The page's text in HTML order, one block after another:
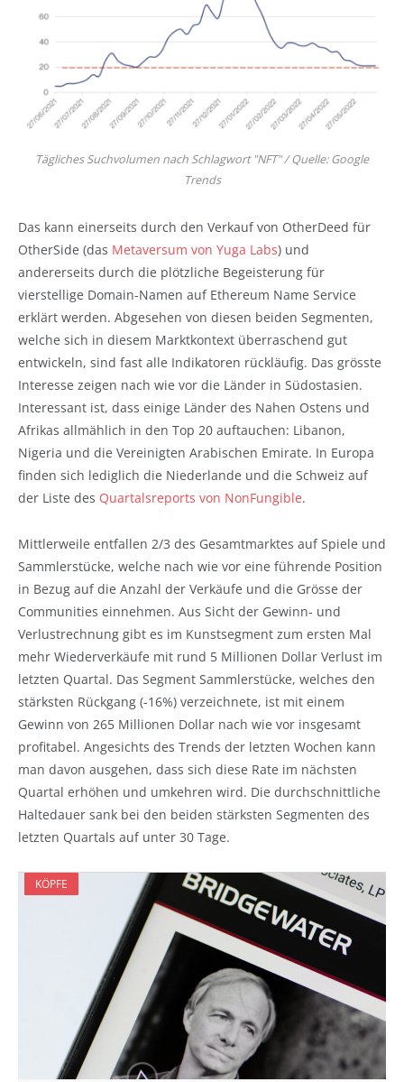
Tägliches Suchvolumen nach Schlagwort "NFT" / Quelle: Google
Trends
Das kann einerseits durch den Verkauf von OtherDeed für
OtherSide (das Metaversum von Yuga Labs) und
andererseits durch die plötzliche Begeisterung für
vierstellige Domain-Namen auf Ethereum Name Service
erklärt werden. Abgesehen von diesen beiden Segmenten,
welche sich in diesem Marktkontext überraschend gut
entwickeln, sind fast alle Indikatoren rückläufig. Das grösste
Interesse zeigen nach wie vor die Länder in Südostasien.
Interessant ist, dass einige Länder des Nahen Ostens und
Afrikas allmählich in den Top 20 auftauchen: Libanon,
Nigeria und die Vereinigten Arabischen Emirate. In Europa
finden sich lediglich die Niederlande und die Schweiz auf
der Liste des Quartalsreports von NonFungible.
Mittlerweile entfallen 2/3 des Gesamtmarktes auf Spiele und
Sammlerstücke, welche nach wie vor eine führende Position
in Bezug auf die Anzahl der Verkäufe und die Grösse der
Communities einnehmen. Aus Sicht der Gewinn- und
Verlustrechnung gibt es im Kunstsegment zum ersten Mal
mehr Wiederverkäufe mit rund 5 Millionen Dollar Verlust im
letzten Quartal. Das Segment Sammlerstücke, welches den
stärksten Rückgang (-16%) verzeichnete, ist mit einem
Gewinn von 265 Millionen Dollar nach wie vor insgesamt
profitabel. Angesichts des Trends der letzten Wochen kann
man davon ausgehen, dass sich diese Rate im nächsten
Quartal erhöhen und umkehren wird. Die durchschnittliche
Haltedauer sank bei den beiden stärksten Segmenten des
letzten Quartals auf unter 30 Tage.
KÖPFE